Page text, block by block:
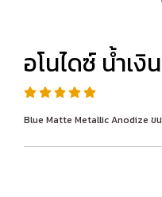
อโนไดซ์ น้ำเงิ
Blue Matte Metallic Anodize ขน